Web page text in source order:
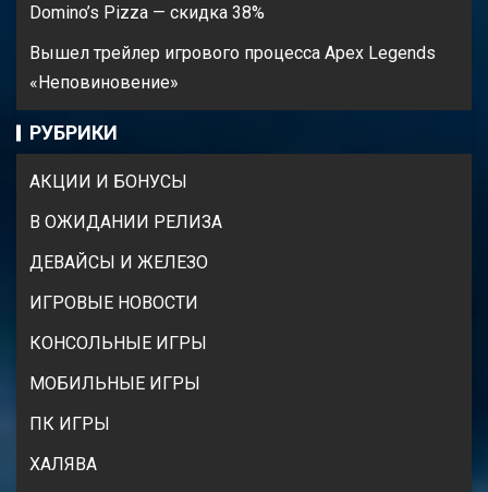
Domino’s Pizza — cкидка 38%
Вышел трейлер игрового процесса Apex Legends
«Неповиновение»
РУБРИКИ
АКЦИИ И БОНУСЫ
В ОЖИДАНИИ РЕЛИЗА
ДЕВАЙСЫ И ЖЕЛЕЗО
ИГРОВЫЕ НОВОСТИ
КОНСОЛЬНЫЕ ИГРЫ
МОБИЛЬНЫЕ ИГРЫ
ПК ИГРЫ
ХАЛЯВА